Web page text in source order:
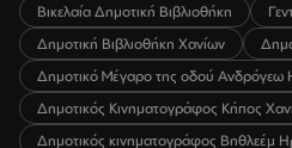
Βικελαία Δημοτική Βιβλιοθήκη
Δημοτική Βιβλιοθήκη Χανίων
Δημοτικό Μέγαρο της οδού Ανδρόγεω
Δημοτικός Κινηματογράφος Κήπος
Δημοτικός κινηματογράφος Βηθλεέμ